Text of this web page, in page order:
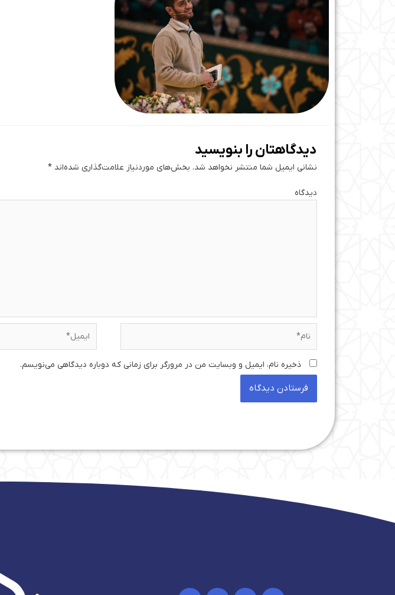
دیدگاهتان را بنویسید
نشانی ایمیل شما منتشر نخواهد شد. بخش‌های موردنیاز علامت‌گذاری شده‌اند *
ذخیره نام، ایمیل و وبسایت من در مرورگر برای زمانی که دوباره دیدگاهی می‌نویسم.
I
T
Y
I